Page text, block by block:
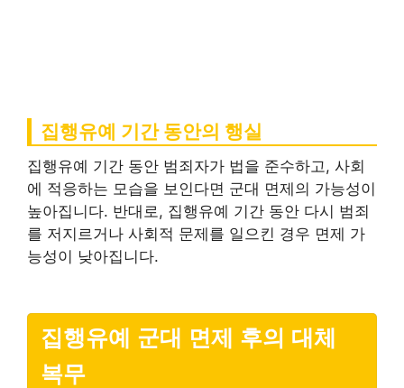
집행유예 기간 동안의 행실
집행유예 기간 동안 범죄자가 법을 준수하고, 사회
에 적응하는 모습을 보인다면 군대 면제의 가능성이
높아집니다. 반대로, 집행유예 기간 동안 다시 범죄
를 저지르거나 사회적 문제를 일으킨 경우 면제 가
능성이 낮아집니다.
집행유예 군대 면제 후의 대체
복무